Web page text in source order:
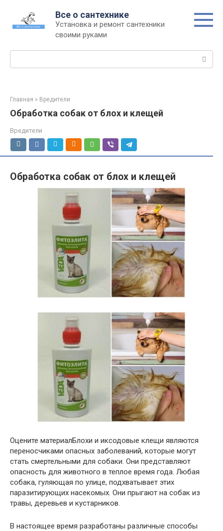
контенту
Все о сантехнике
Установка и ремонт сантехники
своими руками
Главная » Вредители
Обработка собак от блох и клещей
Вредители
Обработка собак от блох и клещей
Оцените материалБлохи и иксодовые клещи являются
переносчиками опасных заболеваний, которые могут
стать смертельными для собаки. Они представляют
опасность для животного в теплое время года. Любая
собака, гуляющая по улице, подхватывает этих
паразитирующих насекомых. Они прыгают на собак из
травы, деревьев и кустарников.
В настоящее время разработаны различные способы